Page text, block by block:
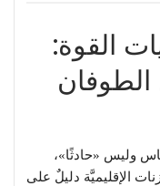
القوة:
الطوفان
وليس «حادثًا»،
الإقليميَّة دليلٌ على